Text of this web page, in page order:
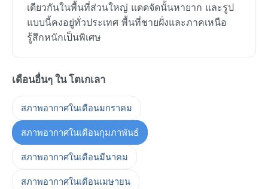
เดียวกันในพื้นที่ส่วนใหญ่ แดดจัดนั้นหายาก และรูป
แบบนี้คงอยู่ทั่วประเทศ พื้นที่ชายฝั่งและภาคเหนือ
รู้สึกหนักเป็นพิเศษ
เดือนอื่นๆ ใน โตเกเลา
สภาพอากาศในเดือนมกราคม
สภาพอากาศในเดือนกุมภาพันธ์
สภาพอากาศในเดือนมีนาคม
สภาพอากาศในเดือนเมษายน